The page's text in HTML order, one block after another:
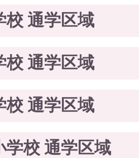
校 通学区域
校 通学区域
校 通学区域
学校 通学区域